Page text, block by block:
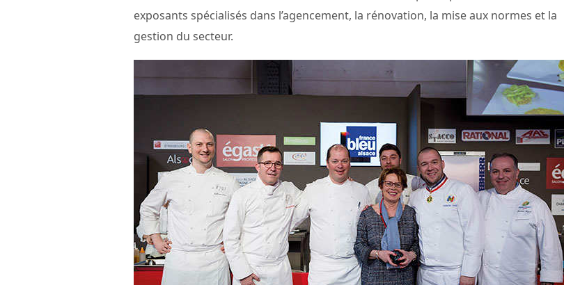
exposants spécialisés dans l’agencement, la rénovation, la mise aux normes et la
gestion du secteur.